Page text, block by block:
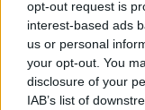
opt-out request is
interest-based ads
us or personal
your opt-out. You
disclosure of your
IAB’s list of